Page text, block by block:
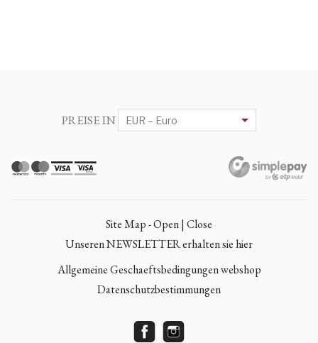
PREISE IN
Site Map - Open | Close
Unseren NEWSLETTER erhalten sie hier
Allgemeine Geschaeftsbedingungen webshop
Datenschutzbestimmungen